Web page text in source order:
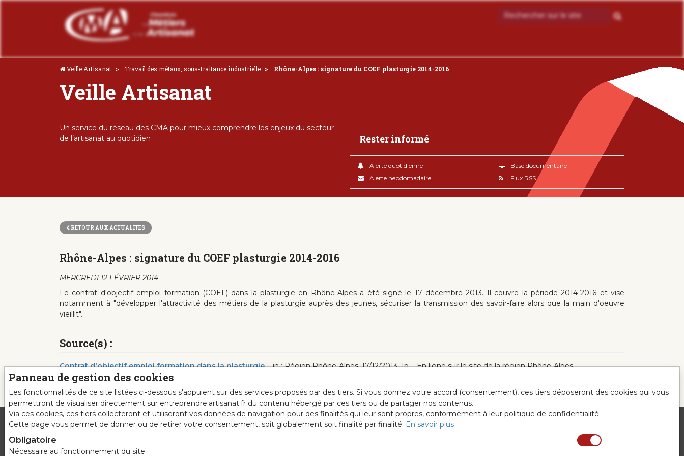
Veille Artisanat Travail des métaux, sous-traitance industrielle Rhône-Alpes : signature du COEF plasturgie 2014-2016
Veille Artisanat
Un service du réseau des CMA pour mieux comprendre les enjeux du secteur
de l’artisanat au quotidien
Rester informé
Alerte quotidienne
Alerte hebdomadaire
Base documentaire
Flux RSS
RETOUR AUX ACTUALITES
Rhône-Alpes : signature du COEF plasturgie 2014-2016
MERCREDI 12 FÉVRIER 2014
Le contrat d'objectif emploi formation (COEF) dans la plasturgie en Rhône-Alpes a été signé le 17 décembre 2013. Il couvre la période 2014-2016 et vise
notamment à "développer l'attractivité des métiers de la plasturgie auprès des jeunes, sécuriser la transmission des savoir-faire alors que la main d'oeuvre
vieillit".
Source(s) :
Contrat d'objectif emploi formation dans la plasturgie.- in : Région Rhône-Alpes, 17/12/2013, 1p. - En ligne sur le site de la région Rhône-Alpes
Panneau de gestion des cookies
Les fonctionnalités de ce site listées ci-dessous s'appuient sur des services proposés par des tiers. Si vous donnez votre accord (consentement), ces tiers déposeront des cookies qui vous
permettront de visualiser directement sur entreprendre.artisanat.fr du contenu hébergé par ces tiers ou de partager nos contenus.
Via ces cookies, ces tiers collecteront et utiliseront vos données de navigation pour des finalités qui leur sont propres, conformément à leur politique de confidentialité.
Cette page vous permet de donner ou de retirer votre consentement, soit globalement soit finalité par finalité. En savoir plus
Obligatoire
Nécessaire au fonctionnement du site